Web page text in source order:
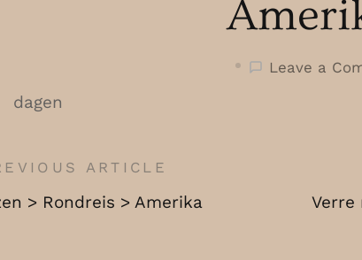
Leave a
dagen
ARTICLE
> Rondreis > Amerika Verre